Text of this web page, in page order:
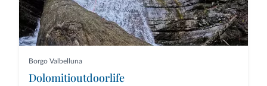
Borgo Valbelluna
Dolomitioutdoorlife